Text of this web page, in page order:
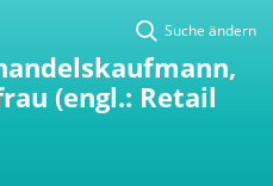
Suche ändern
(engl.: Retail